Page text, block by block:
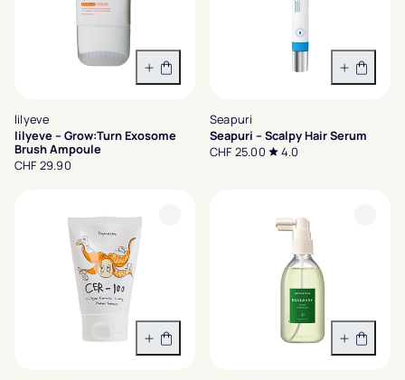
In den Warenkorb
lilyeve
lilyeve – Grow:Turn Exosome
Brush Ampoule
CHF 29.90
In den
Seapuri
Seapuri – Scalpy Hair Serum
CHF 25.00
4.0
In den Warenkorb In den